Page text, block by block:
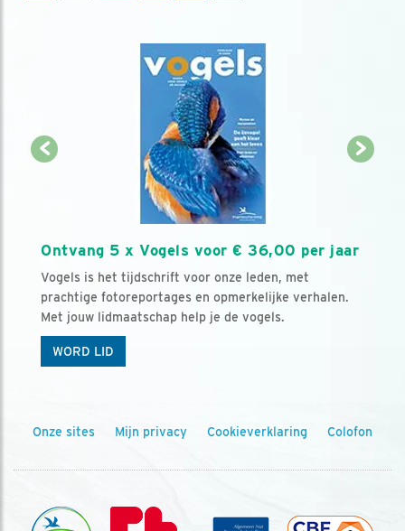
Ontvang 5 x Vogels voor € 36,00 per jaar
Vogels is het tijdschrift voor onze leden, met
prachtige fotoreportages en opmerkelijke verhalen.
Met jouw lidmaatschap help je de vogels.
WORD LID
Onze sites Mijn privacy Cookieverklaring Colofon